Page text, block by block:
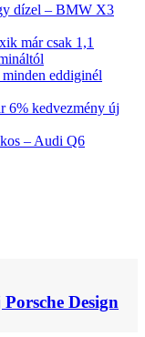
dízel – BMW X3
már csak 1,1
minden eddiginél
6% kedvezmény új
– Audi Q6
Design